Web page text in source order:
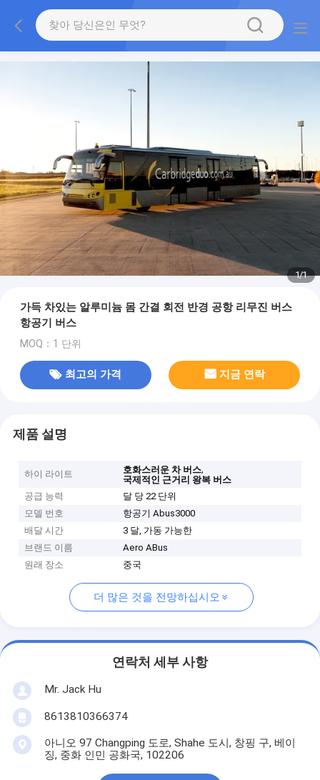
1/1
가득 차있는 알루미늄 몸 간결 회전 반경 공항 리무진 버스
항공기 버스
MOQ：1 단위
최고의 가격 지금 연락
제품 설명
하이 라이트 호화스러운 차 버스,
국제적인 근거리 왕복 버스
공급 능력
달 당 22 단위
모델 번호
항공기 Abus3000
배달 시간
3 달, 가동 가능한
브랜드 이름
Aero ABus
원래 장소
중국
더 많은 것을 전망하십시오
연락처 세부 사항
Mr. Jack Hu
8613810366374
아니오 97 Changping 도로, Shahe 도시, 창핑 구, 베이
징, 중화 인민 공화국, 102206